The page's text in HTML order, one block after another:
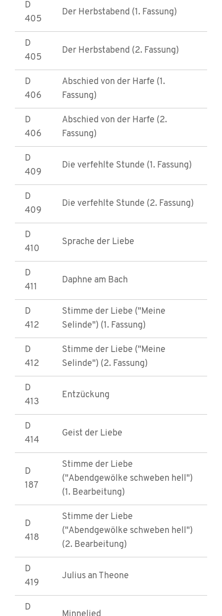
D
405
Der Herbstabend (1. Fassung)
D
405
Der Herbstabend (2. Fassung)
D
406
Abschied von der Harfe (1.
Fassung)
D
406
Abschied von der Harfe (2.
Fassung)
D
409
Die verfehlte Stunde (1. Fassung)
D
409
Die verfehlte Stunde (2. Fassung)
D
410
Sprache der Liebe
D
411
Daphne am Bach
D
412
Stimme der Liebe ("Meine
Selinde") (1. Fassung)
D
412
Stimme der Liebe ("Meine
Selinde") (2. Fassung)
D
413
Entzückung
D
414
Geist der Liebe
D
187
Stimme der Liebe
("Abendgewölke schweben hell")
(1. Bearbeitung)
D
418
Stimme der Liebe
("Abendgewölke schweben hell")
(2. Bearbeitung)
D
419
Julius an Theone
D